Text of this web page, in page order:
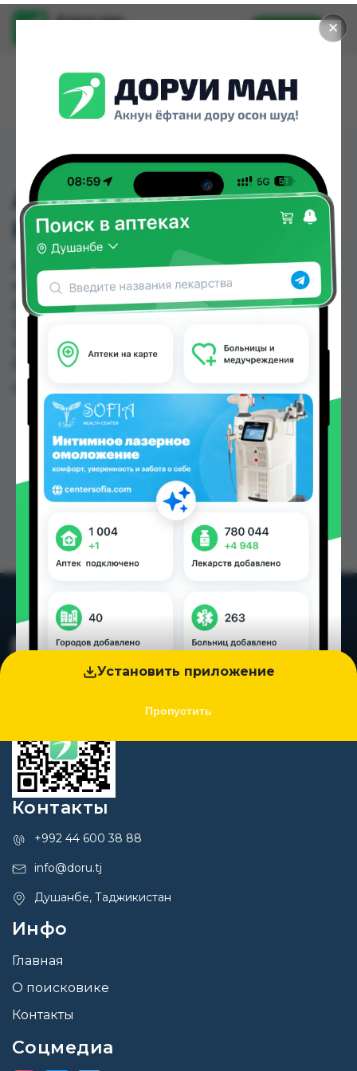
✕
Установить приложение
Пропустить
Доруи ман
Установить
АКРОВЕЛЛ ФОРТЕ
КАПС. №30
АКРОВЕЛЛ ФОРТЕ КАПС. №30 можно купить
или заказать в аптеках, Авиценна, Амирӣ,
Дорухонаи "Гулчехр", Дорухонаи Мадад
(Панҷшанбе) по цене от 2.83 TJS до 84.00 TJS в
Душанбе и других городах Таджикистана
Контакты
+992 44 600 38 88
info@doru.tj
Душанбе, Таджикистан
Инфо
Главная
О поисковике
Контакты
Соцмедиа